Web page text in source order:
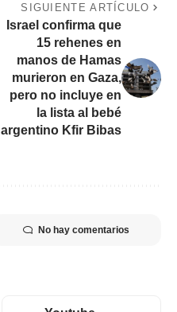
SIGUIENTE ARTÍCULO
Israel confirma que
15 rehenes en
manos de Hamas
murieron en Gaza,
pero no incluye en
la lista al bebé
argentino Kfir Bibas
No hay comentarios